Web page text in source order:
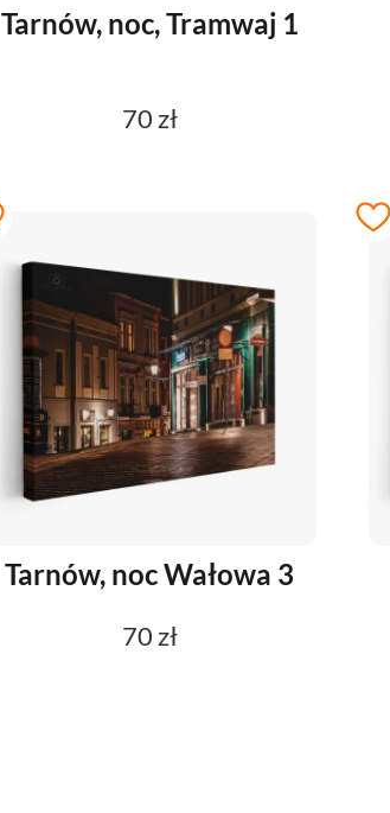
Tarnów, noc, Tramwaj 1
70 zł
Tarnów, noc Wałowa 3
70 zł